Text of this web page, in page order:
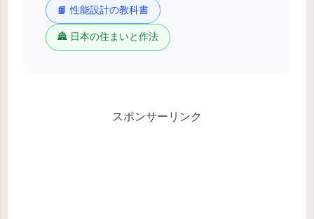
📙 性能設計の教科書
🏯 日本の住まいと作法
スポンサーリンク